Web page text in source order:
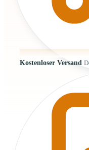
Kostenloser Versand